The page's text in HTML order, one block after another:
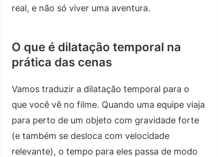
real, e não só viver uma aventura.
O que é dilatação temporal na
prática das cenas
Vamos traduzir a dilatação temporal para o
que você vê no filme. Quando uma equipe viaja
para perto de um objeto com gravidade forte
(e também se desloca com velocidade
relevante), o tempo para eles passa de modo